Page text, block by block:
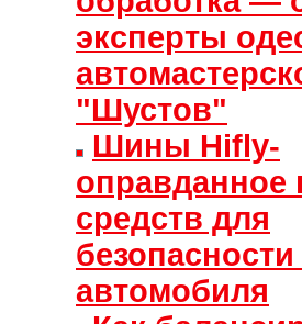
эксперты
"Шустов"
Шины Hifly-
оправданное
средств для
автомобиля